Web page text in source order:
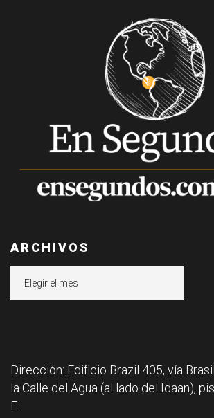
ARCHIVOS
Dirección: Edificio Brazil 405, vía
la Calle del Agua (al lado del Idaan),
F.